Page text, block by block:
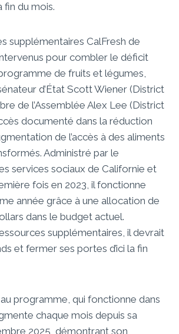
fin du mois.
supplémentaires CalFresh de
pour combler le déficit
de fruits et légumes,
d’État Scott Wiener (District
de l’Assemblée Alex Lee (District
documenté dans la réduction
de l’accès à des aliments
Administré par le
services sociaux de Californie et
fois en 2023, il fonctionne
année grâce à une allocation de
dans le budget actuel.
supplémentaires, il devrait
et fermer ses portes d’ici la fin
programme, qui fonctionne dans
chaque mois depuis sa
2025, démontrant son